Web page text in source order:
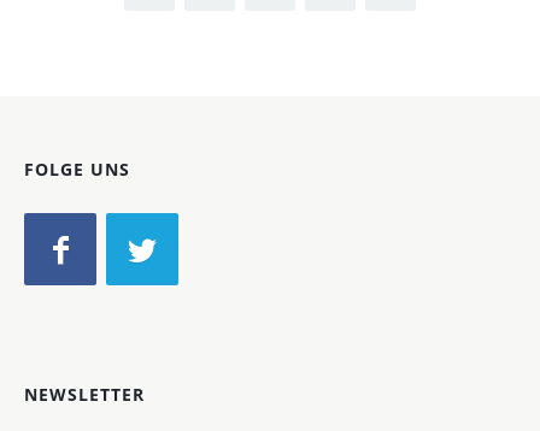
FOLGE UNS
NEWSLETTER